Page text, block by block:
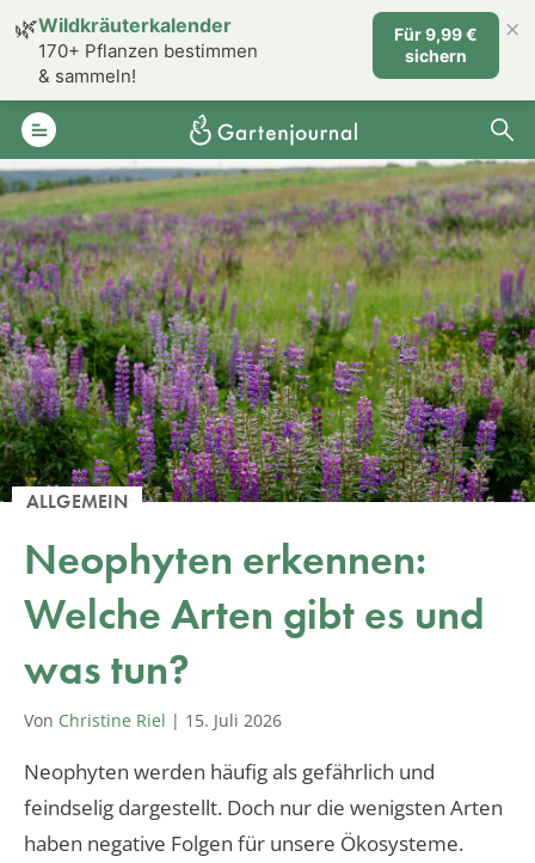
ALLGEMEIN
Neophyten erkennen:
Welche Arten gibt es und
was tun?
Von Christine Riel | 15. Juli 2026
Neophyten werden häufig als gefährlich und
feindselig dargestellt. Doch nur die wenigsten Arten
haben negative Folgen für unsere Ökosysteme.
🌿Wildkräuterkalender
170+ Pflanzen bestimmen
& sammeln!
Für 9,99 €
sichern
×